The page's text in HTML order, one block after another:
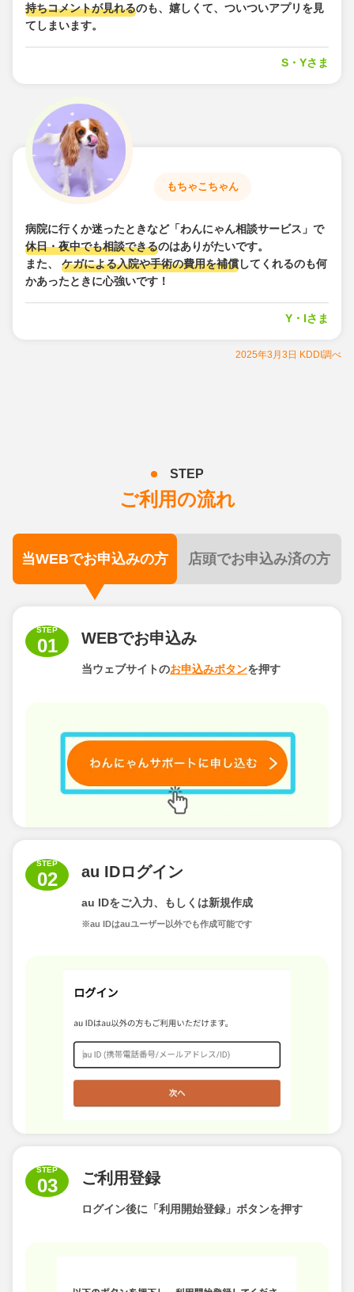
持ちコメントが見れるのも、嬉しくて、ついついアプリを見
てしまいます。
S・Yさま
もちゃこちゃん
病院に行くか迷ったときなど「わんにゃん相談サービス」で
休日・夜中でも相談できるのはありがたいです。
また、 ケガによる入院や手術の費用を補償してくれるのも何
かあったときに心強いです！
Y・Iさま
2025年3月3日 KDDI調べ
STEP
ご利用の流れ
当WEBでお申込みの方 店頭でお申込み済の方
STEP
01 WEBでお申込み
当ウェブサイトのお申込みボタンを押す
STEP
02 au IDログイン
au IDをご入力、 もしくは新規作成
※au IDはauユーザー以外でも作成可能です
STEP
03 ご利用登録
ログイン後に 「利用開始登録」ボタンを押す